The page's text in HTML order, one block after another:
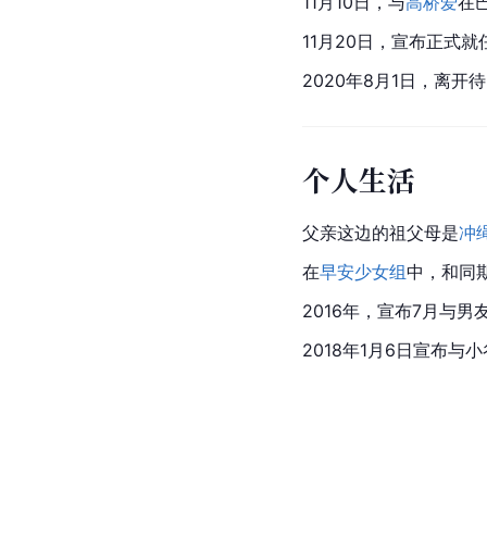
11月20日，宣布正式就
2020年8月1日，离开
个人生活
父亲这边的祖父母是冲
在早安少女组中，和同
2016年，宣布7月与男
2018年1月6日宣布与